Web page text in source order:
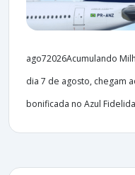
ago72026Acumulando
dia 7 de agosto, chegam
bonificada no Azul